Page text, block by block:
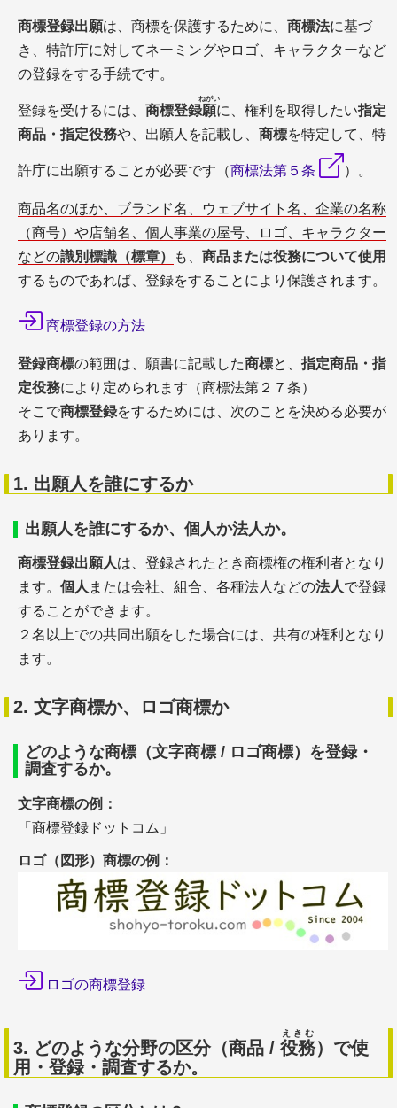
商標登録出願は、商標を保護するために、 商標法に基づ
き、特許庁に対してネーミングやロゴ、キャラクターなど
の登録をする手続です。
登録を受けるには、 商標登録願
ねがい
に、権利を取得したい指定
商品・指定役務や、出願人を記載し、 商標を特定して、特
許庁に出願することが必要です（商標法第５条 ）。
商品名のほか、ブランド名、ウェブサイト名、企業の名称
（商号）や店舗名、個人事業の屋号、ロゴ、キャラクター
などの識別標識（標章） も、 商品または役務について使用
するものであれば、登録をすることにより保護されます。
商標登録の方法
登録商標の範囲は、願書に記載した商標と、 指定商品・指
定役務により定められます（商標法第２７条）
そこで商標登録をするためには、次のことを決める必要が
あります。
1. 出願人を誰にするか
出願人を誰にするか、個人か法人か。
商標登録出願人は、登録されたとき商標権の権利者となり
ます。 個人 または会社、組合、各種法人などの法人で登録
することができます。
２名以上での共同出願をした場合には、共有の権利となり
ます。
2. 文字商標か、ロゴ商標か
どのような商標（文字商標 / ロゴ商標）を登録・
調査するか。
文字商標の例：
「商標登録ドットコム」
ロゴ（図形）商標の例：
ロゴの商標登録
3. どのような分野の区分（商品 / 役務
えきむ
）で使
用・登録・調査するか。